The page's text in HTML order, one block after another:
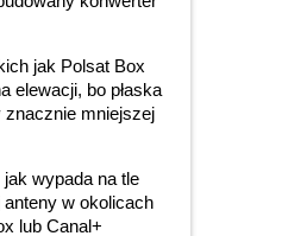
jak Polsat Box
elewacji, bo płaska
znacznie mniejszej
wypada na tle
w okolicach
lub Canal+